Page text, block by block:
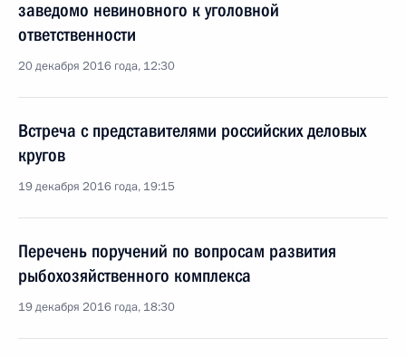
заведомо невиновного к уголовной
ответственности
20 декабря 2016 года, 12:30
Встреча с представителями российских деловых
кругов
19 декабря 2016 года, 19:15
Перечень поручений по вопросам развития
рыбохозяйственного комплекса
19 декабря 2016 года, 18:30